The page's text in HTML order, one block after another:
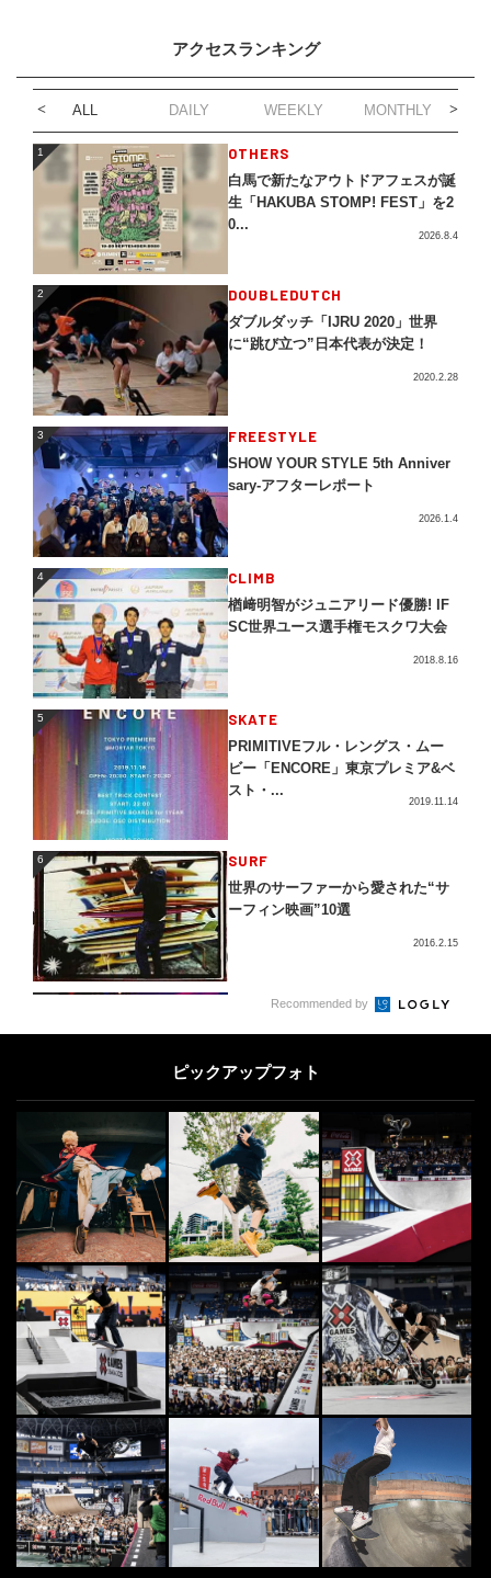
アクセスランキング
ALL DAILY WEEKLY MONTHLY
1 OTHERS
白馬で新たなアウトドアフェスが誕
生「HAKUBA STOMP! FEST」を2
0...
2026.8.4
2 DOUBLEDUTCH
ダブルダッチ「IJRU 2020」世界
に“跳び立つ”日本代表が決定！
2020.2.28
3 FREESTYLE
SHOW YOUR STYLE 5th Anniver
sary-アフターレポート
2026.1.4
4 CLIMB
楢﨑明智がジュニアリード優勝! IF
SC世界ユース選手権モスクワ大会
2018.8.16
5 SKATE
PRIMITIVEフル・レングス・ムー
ビー「ENCORE」東京プレミア&ベ
スト・...
2019.11.14
6 SURF
世界のサーファーから愛された“サ
ーフィン映画”10選
2016.2.15
DANCE
BBOY・BGI...
SKATE
バック・トゥ・ザ・フューチャーの
ホバーボードが現実に！
2014.11.26
9 DANCE
岡山大学教育学部附属小学校にて
「ブレイキンバトル」を素材とした
体育授業を公開！
2025.3.4
10
日本人離れした9頭身の美ボディス
ポーツウーマン朝比奈彩がROXYの
ブランドアンバ...
2019.1.29
PR ROOMS
8
9
Recommended by
ピックアップフォト